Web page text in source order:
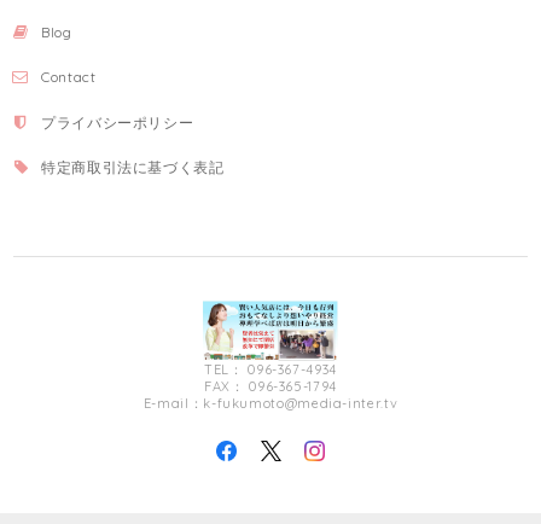
Blog
Contact
プライバシーポリシー
特定商取引法に基づく表記
TEL： 096-367-4934
FAX： 096-365-1794
E-mail： k-fukumoto@media-inter.tv